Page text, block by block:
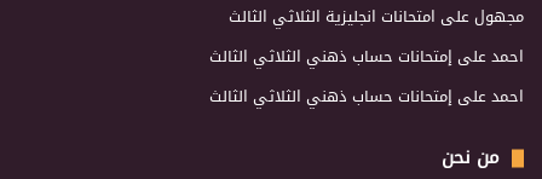
مجهولعلى امتحانات انجليزية الثلاثي الثالث
احمدعلى إمتحانات حساب ذهني الثلاثي الثالث
احمدعلى إمتحانات حساب ذهني الثلاثي الثالث
من نحن